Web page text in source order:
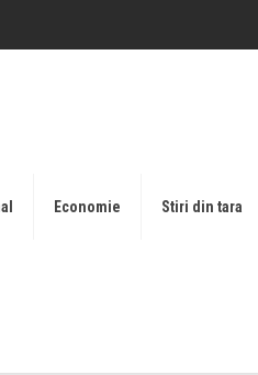
Economie Stiri din tara